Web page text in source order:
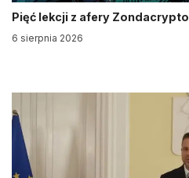
Pięć lekcji z afery Zondacrypto
6 sierpnia 2026